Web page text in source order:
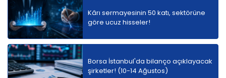
Kârı sermayesinin 50 katı, sektörüne
göre ucuz hisseler!
Borsa İstanbul'da bilanço açıklayacak
şirketler! (10-14 Ağustos)